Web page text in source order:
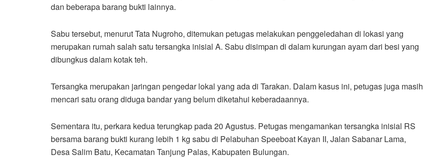
dan beberapa barang bukti lainnya.
Sabu tersebut, menurut Tata Nugroho, ditemukan petugas melakukan penggeledahan di lokasi yang
merupakan rumah salah satu tersangka inisial A. Sabu disimpan di dalam kurungan ayam dari besi yang
dibungkus dalam kotak teh.
Tersangka merupakan jaringan pengedar lokal yang ada di Tarakan. Dalam kasus ini, petugas juga masih
mencari satu orang diduga bandar yang belum diketahui keberadaannya.
Sementara itu, perkara kedua terungkap pada 20 Agustus. Petugas mengamankan tersangka inisial RS
bersama barang bukti kurang lebih 1 kg sabu di Pelabuhan Speeboat Kayan II, Jalan Sabanar Lama,
Desa Salim Batu, Kecamatan Tanjung Palas, Kabupaten Bulungan.